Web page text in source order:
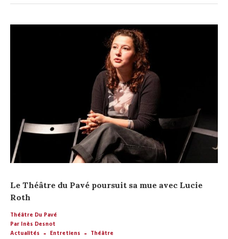
Le Théâtre du Pavé poursuit sa mue avec Lucie
Roth
Théâtre Du Pavé
Par Inès Desnot
Actualités
Entretiens Théâtre